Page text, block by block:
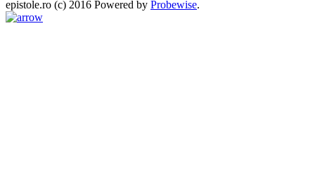
epistole.ro (c) 2016 Powered by Probewise.